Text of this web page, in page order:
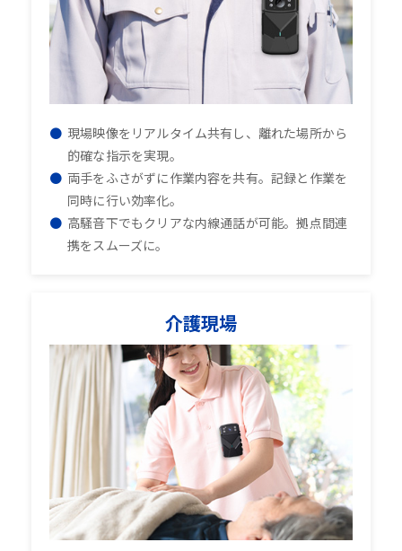
現場映像をリアルタイム共有し、離れた場所から
的確な指示を実現。
両手をふさがずに作業内容を共有。記録と作業を
同時に行い効率化。
高騒音下でもクリアな内線通話が可能。拠点間連
携をスムーズに。
介護現場